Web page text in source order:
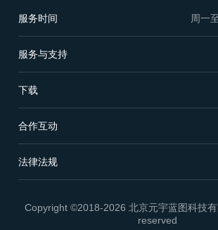
服务时间 周一
服务与支持
下载
合作互动
法律法规
Copyright ©2018-2026 北京元宇蓝图科技
reserved